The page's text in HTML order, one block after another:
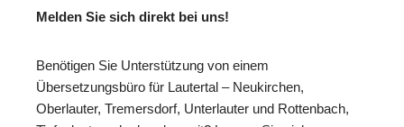
Melden Sie sich direkt bei uns!
Benötigen Sie Unterstützung von einem
Übersetzungsbüro für Lautertal – Neukirchen,
Oberlauter, Tremersdorf, Unterlauter und Rottenbach,